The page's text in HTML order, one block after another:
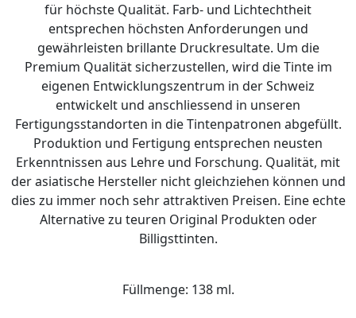
für höchste Qualität. Farb- und Lichtechtheit
entsprechen höchsten Anforderungen und
gewährleisten brillante Druckresultate. Um die
Premium Qualität sicherzustellen, wird die Tinte im
eigenen Entwicklungszentrum in der Schweiz
entwickelt und anschliessend in unseren
Fertigungsstandorten in die Tintenpatronen abgefüllt.
Produktion und Fertigung entsprechen neusten
Erkenntnissen aus Lehre und Forschung. Qualität, mit
der asiatische Hersteller nicht gleichziehen können und
dies zu immer noch sehr attraktiven Preisen. Eine echte
Alternative zu teuren Original Produkten oder
Billigsttinten.
Füllmenge: 138 ml.